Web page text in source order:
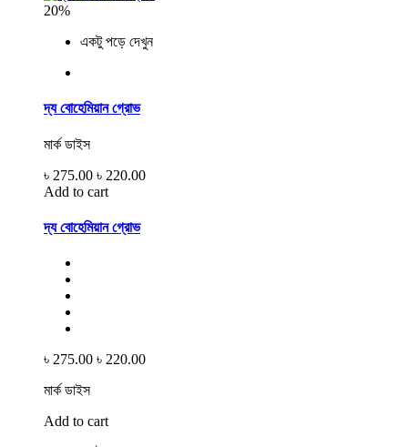
20%
একটু পড়ে দেখুন
দ্য বোহেমিয়ান গ্রোভ
মার্ক ডাইস
৳ 275.00 ৳ 220.00
Add to cart
দ্য বোহেমিয়ান গ্রোভ
৳ 275.00 ৳ 220.00
মার্ক ডাইস
Add to cart